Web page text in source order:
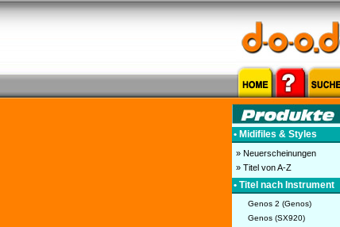
• Midifiles & Styles
» Neuerscheinungen
» Titel von A-Z
• Titel nach Instrument
Genos 2 (Genos)
Genos (SX920)